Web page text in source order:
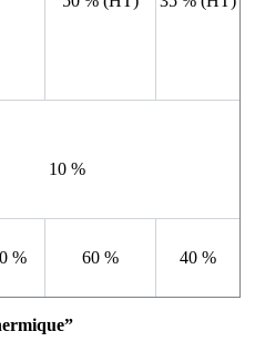
10 %
% 60 % 40 %